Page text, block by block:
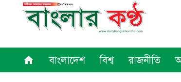
home বাংলাদেশ বিশ্ব রাজনীতি